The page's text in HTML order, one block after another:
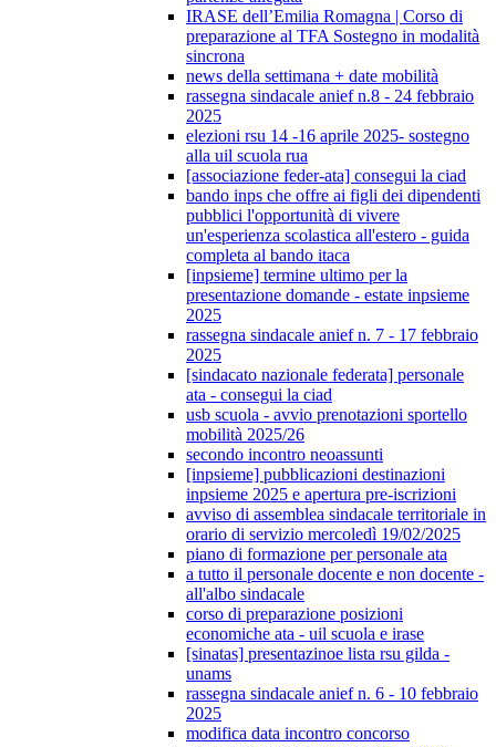
IRASE dell’Emilia Romagna | Corso di
preparazione al TFA Sostegno in modalità
sincrona
news della settimana + date mobilità
rassegna sindacale anief n.8 - 24 febbraio
2025
elezioni rsu 14 -16 aprile 2025- sostegno
alla uil scuola rua
[associazione feder-ata] consegui la ciad
bando inps che offre ai figli dei dipendenti
pubblici l'opportunità di vivere
un'esperienza scolastica all'estero - guida
completa al bando itaca
[inpsieme] termine ultimo per la
presentazione domande - estate inpsieme
2025
rassegna sindacale anief n. 7 - 17 febbraio
2025
[sindacato nazionale federata] personale
ata - consegui la ciad
usb scuola - avvio prenotazioni sportello
mobilità 2025/26
secondo incontro neoassunti
[inpsieme] pubblicazioni destinazioni
inpsieme 2025 e apertura pre-iscrizioni
avviso di assemblea sindacale territoriale in
orario di servizio mercoledì 19/02/2025
piano di formazione per personale ata
a tutto il personale docente e non docente -
all'albo sindacale
corso di preparazione posizioni
economiche ata - uil scuola e irase
[sinatas] presentazinoe lista rsu gilda -
unams
rassegna sindacale anief n. 6 - 10 febbraio
2025
modifica data incontro concorso